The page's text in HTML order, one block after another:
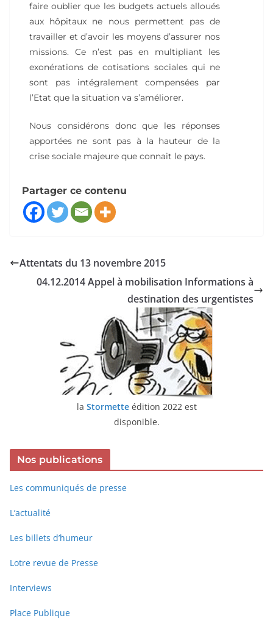
faire oublier que les budgets actuels alloués
aux hôpitaux ne nous permettent pas de
travailler et d’avoir les moyens d’assurer nos
missions. Ce n’est pas en multipliant les
exonérations de cotisations sociales qui ne
sont pas intégralement compensées par
l’Etat que la situation va s’améliorer.
Nous considérons donc que les réponses
apportées ne sont pas à la hauteur de la
crise sociale majeure que connait le pays.
Partager ce contenu
Attentats du 13 novembre 2015
04.12.2014 Appel à mobilisation Informations à
destination des urgentistes
la Stormetteédition 2022 est
disponible.
Nos publications
Les communiqués de presse
L’actualité
Les billets d’humeur
Lotre revue de Presse
Interviews
Place Publique